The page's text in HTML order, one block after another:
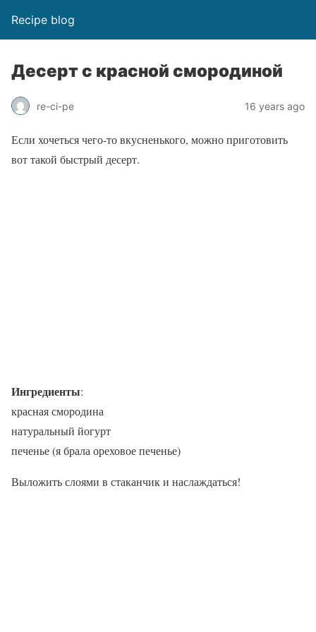
Recipe blog
Десерт с красной смородиной
re-ci-pe 16 years ago
Если хочеться чего-то вкусненького, можно приготовить
вот такой быстрый десерт.
Ингредиенты:
красная смородина
натуральный йогурт
печенье (я брала ореховое печенье)
Выложить слоями в стаканчик и наслаждаться!